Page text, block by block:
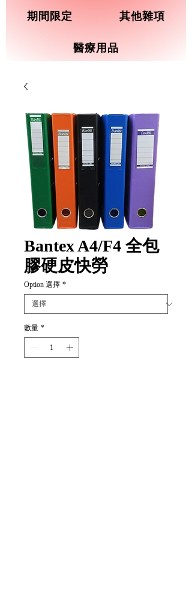
期間限定 其他雜項
醫療用品
Bantex A4/F4 全包
膠硬皮快勞
Option 選擇 *
數量 *